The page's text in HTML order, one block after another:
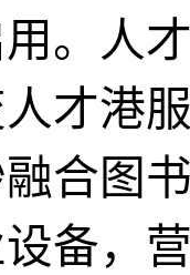
。人
才港
合图
备，